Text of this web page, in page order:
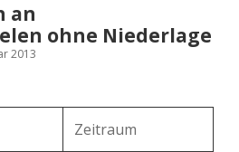
an
ohne Niederlage
2013
Zeitraum